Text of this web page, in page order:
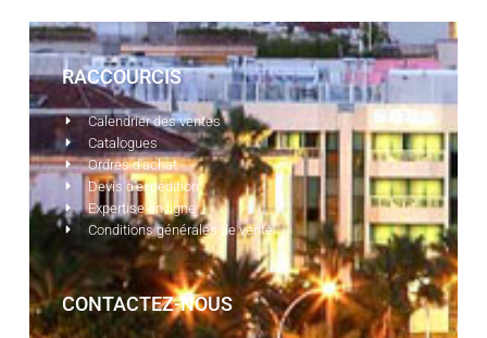
RACCOURCIS
Calendrier des ventes
Catalogues
Ordres d'achat
Devis d'expédition
Expertise en ligne
Conditions générales de vente
CONTACTEZ-NOUS